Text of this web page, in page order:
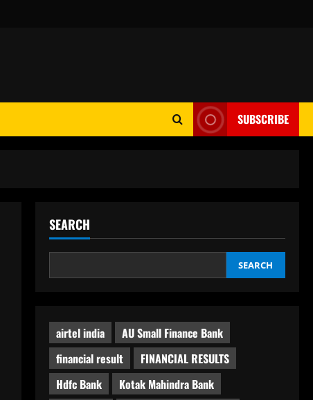
SUBSCRIBE
SEARCH
SEARCH
airtel india
AU Small Finance Bank
financial result
FINANCIAL RESULTS
Hdfc Bank
Kotak Mahindra Bank